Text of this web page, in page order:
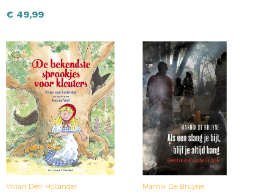
€ 49,99
Vivian Den Hollander Marnix De Bruyne